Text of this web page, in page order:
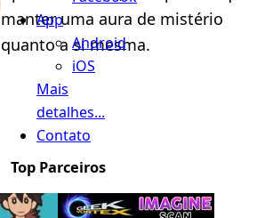
App
Android
iOS
Mais
detalhes...
Contato
manter uma aura de mistério
quanto a si mesma.
Top Parceiros